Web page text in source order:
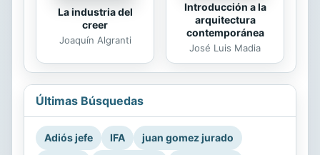
La industria del
creer
Joaquín Algranti
Introducción a la
arquitectura
contemporánea
José Luis Madia
Últimas Búsquedas
Adiós jefe IFA
juan gomez jurado